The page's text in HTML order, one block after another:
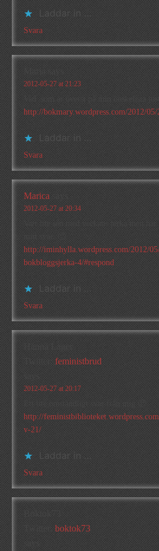
Laddar in …
Svara
says
2012-05-27 at 21:23
Vad som är överst på min önskelista just
http://bokmary.wordpress.com/2012/
Laddar in …
Svara
Marica
2012-05-27 at 20:34
Vart lite sen med veckans jerka men här
http://iminhylla.wordpress.com/2012/
bokbloggsjerka-4/#respond
Laddar in …
Svara
feministbrud
2012-05-27 at 20:17
http://
v-21/
Laddar in …
Svara
boktok73